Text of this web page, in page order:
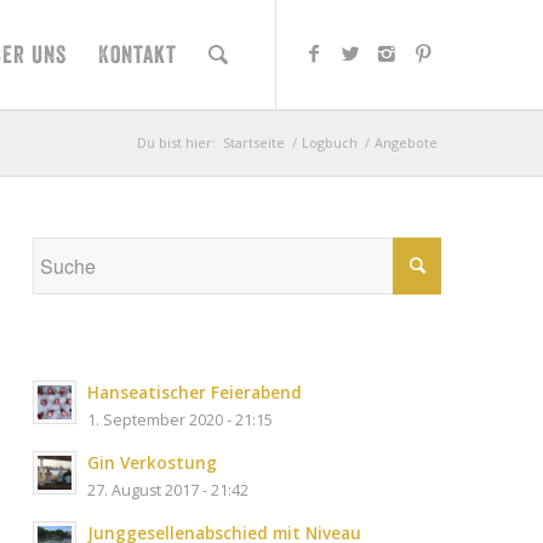
uns Kontakt
Du bist hier: Startseite / Logbuch / Angebote
Hanseatischer Feierabend
1. September 2020 - 21:15
Gin Verkostung
27. August 2017 - 21:42
Junggesellenabschied mit Niveau